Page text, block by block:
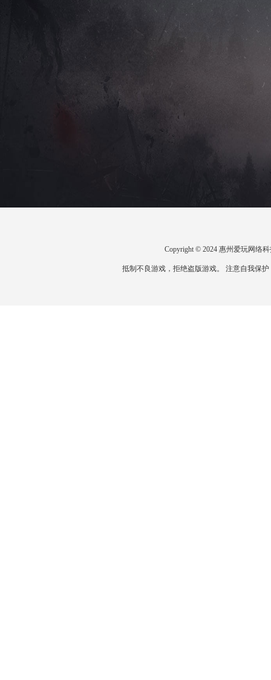
Copyright © 2024 惠州爱玩网络
抵制不良游戏，拒绝盗版游戏。 注意自我保